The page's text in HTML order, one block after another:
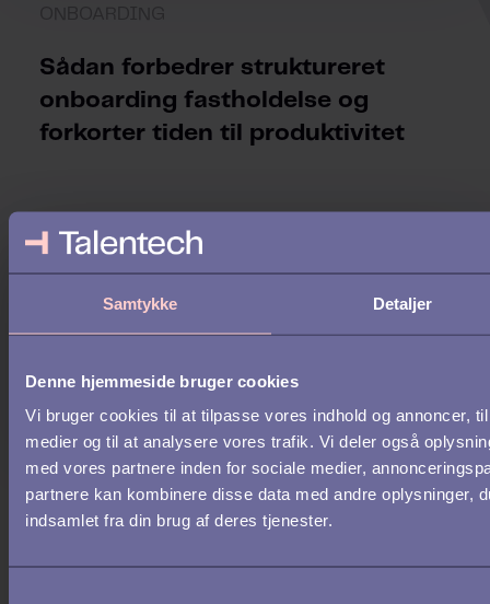
Samtykke Detaljer
Denne hjemmeside bruger cookies
Vi bruger cookies til at tilpasse vores indhold og annoncer,
medier og til at analysere vores trafik. Vi deler også
med vores partnere inden for sociale medier,
partnere kan kombinere disse data med andre oplysninger,
indsamlet fra din brug af deres tjenester.
Sådan forbedrer struktureret
onboarding fastholdelse og
forkorter tiden til produktivitet
Grade & Talentech slår sig